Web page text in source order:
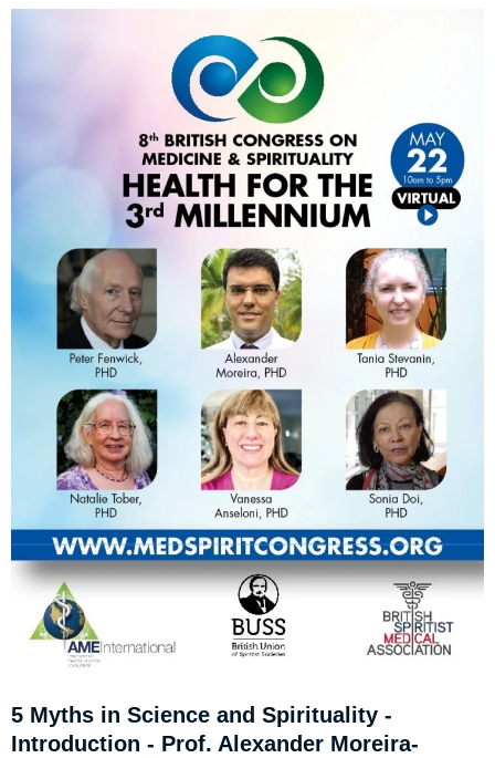
5 Myths in Science and Spirituality -
Introduction - Prof. Alexander Moreira-